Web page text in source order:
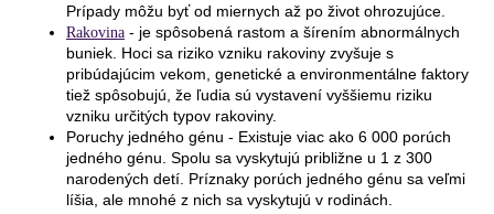
Prípady môžu byť od miernych až po život ohrozujúce.
Rakovina - je spôsobená rastom a šírením abnormálnych
buniek. Hoci sa riziko vzniku rakoviny zvyšuje s
pribúdajúcim vekom, genetické a environmentálne faktory
tiež spôsobujú, že ľudia sú vystavení vyššiemu riziku
vzniku určitých typov rakoviny.
Poruchy jedného génu - Existuje viac ako 6 000 porúch
jedného génu. Spolu sa vyskytujú približne u 1 z 300
narodených detí. Príznaky porúch jedného génu sa veľmi
líšia, ale mnohé z nich sa vyskytujú v rodinách.